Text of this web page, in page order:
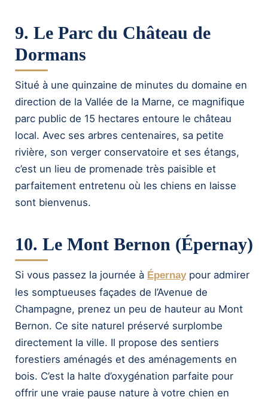
9. Le Parc du Château de
Dormans
Situé à une quinzaine de minutes du domaine en
direction de la Vallée de la Marne, ce magnifique
parc public de 15 hectares entoure le château
local. Avec ses arbres centenaires, sa petite
rivière, son verger conservatoire et ses étangs,
c’est un lieu de promenade très paisible et
parfaitement entretenu où les chiens en laisse
sont bienvenus.
10. Le Mont Bernon (Épernay)
Si vous passez la journée à Épernaypour admirer
les somptueuses façades de l’Avenue de
Champagne, prenez un peu de hauteur au Mont
Bernon. Ce site naturel préservé surplombe
directement la ville. Il propose des sentiers
forestiers aménagés et des aménagements en
bois. C’est la halte d’oxygénation parfaite pour
offrir une vraie pause nature à votre chien en